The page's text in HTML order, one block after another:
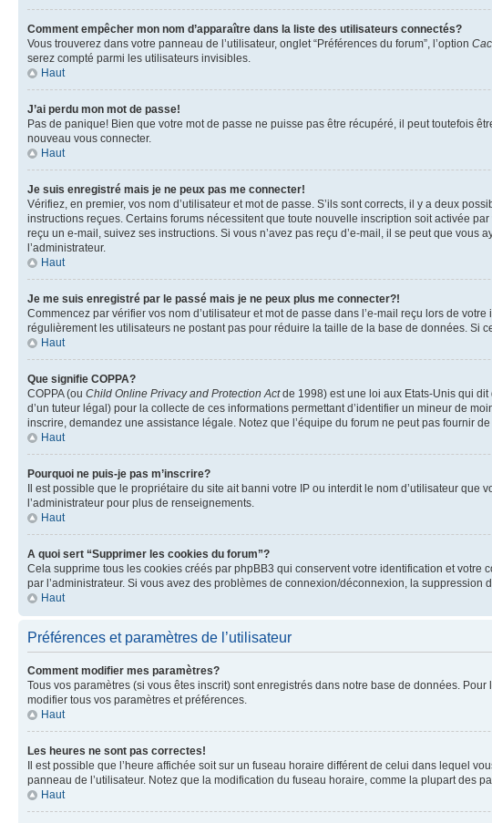
Comment empêcher mon nom d’apparaître dans la liste des utilisateurs connectés?
Vous trouverez dans votre panneau de l’utilisateur, onglet “Préférences du forum”, l’option
serez compté parmi les utilisateurs invisibles.
Haut
J’ai perdu mon mot de passe!
Pas de panique! Bien que votre mot de passe ne puisse pas être récupéré, il peut toutefois
nouveau vous connecter.
Haut
Je suis enregistré mais je ne peux pas me connecter!
Vérifiez, en premier, vos nom d’utilisateur et mot de passe. S’ils sont corrects, il y a deux
instructions reçues. Certains forums nécessitent que toute nouvelle inscription soit activée
reçu un e-mail, suivez ses instructions. Si vous n’avez pas reçu d’e-mail, il se peut que
l’administrateur.
Haut
Je me suis enregistré par le passé mais je ne peux plus me connecter?!
Commencez par vérifier vos nom d’utilisateur et mot de passe dans l’e-mail reçu lors de
régulièrement les utilisateurs ne postant pas pour réduire la taille de la base de données. Si
Haut
Que signifie COPPA?
COPPA (ou Child Online Privacy and Protection Actde 1998) est une loi aux Etats-Unis qui
d’un tuteur légal) pour la collecte de ces informations permettant d’identifier un mineur de
inscrire, demandez une assistance légale. Notez que l’équipe du forum ne peut pas fournir
Haut
Pourquoi ne puis-je pas m’inscrire?
Il est possible que le propriétaire du site ait banni votre IP ou interdit le nom d’utilisateur
l’administrateur pour plus de renseignements.
Haut
A quoi sert “Supprimer les cookies du forum”?
Cela supprime tous les cookies créés par phpBB3 qui conservent votre identification et
par l’administrateur. Si vous avez des problèmes de connexion/déconnexion, la suppression
Haut
Préférences et paramètres de l’utilisateur
Comment modifier mes paramètres?
Tous vos paramètres (si vous êtes inscrit) sont enregistrés dans notre base de données. Pour
modifier tous vos paramètres et préférences.
Haut
Les heures ne sont pas correctes!
Il est possible que l’heure affichée soit sur un fuseau horaire différent de celui dans lequel
panneau de l’utilisateur. Notez que la modification du fuseau horaire, comme la plupart des
Haut